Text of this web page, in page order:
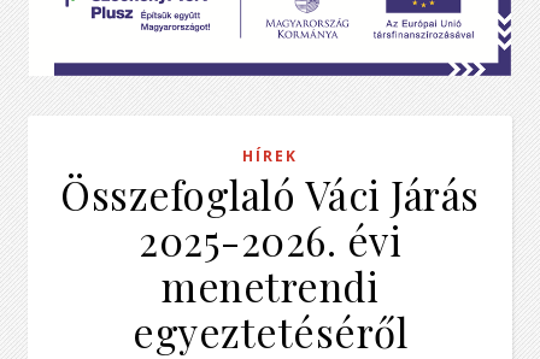
HÍREK
Összefoglaló Váci Járás
2025-2026. évi
menetrendi
egyeztetéséről